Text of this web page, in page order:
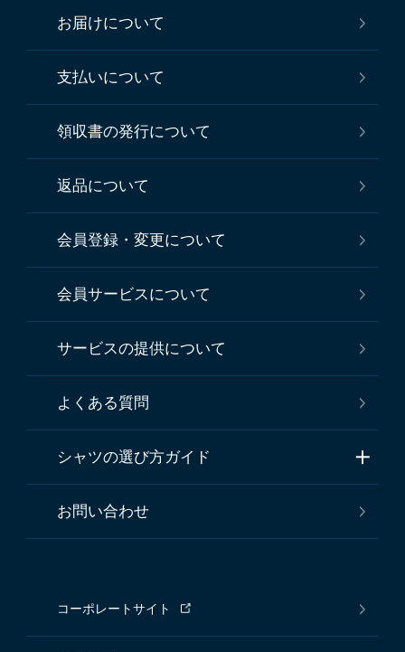
お届けについて
支払いについて
領収書の発行について
返品について
会員登録・変更について
会員サービスについて
サービスの提供について
よくある質問
シャツの選び方ガイド
お問い合わせ
コーポレートサイト